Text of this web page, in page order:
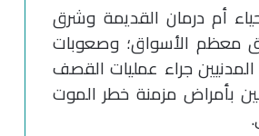
أم درمان القديمة وشرق
معظم الأسواق؛ وصعوبات
جراء عمليات القصف
بأمراض مزمنة خطر الموت